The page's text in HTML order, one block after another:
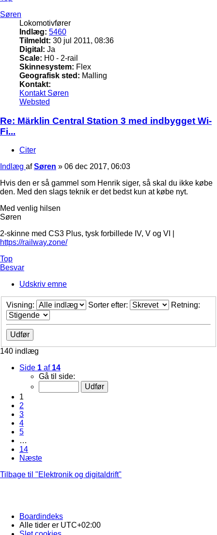
Søren
Lokomotivfører
Indlæg: 5460
Tilmeldt: 30 jul 2011, 08:36
Digital: Ja
Scale: H0 - 2-rail
Skinnesystem: Flex
Geografisk sted: Malling
Kontakt:
Kontakt Søren
Websted
Re: Märklin Central Station 3 med indbygget Wi-
Fi...
Citer
Indlæg afSøren » 06 dec 2017, 06:03
Hvis den er så gammel som Henrik siger, så skal du ikke købe
den. Med den slags teknik er det bedst kun at købe nyt.
Med venlig hilsen
Søren
2-skinne med CS3 Plus, tysk forbillede IV, V og VI |
https://railway.zone/
Top
Besvar
Udskriv emne
Visning: Sorter efter: Retning:
140 indlæg
Side 1 af 14
Gå til side:
1
2
3
4
5
…
14
Næste
Tilbage til "Elektronik og digitaldrift"
Boardindeks
Alle tider er UTC+02:00